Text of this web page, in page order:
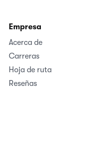
Empresa
Acerca de
Carreras
Hoja de ruta
Reseñas